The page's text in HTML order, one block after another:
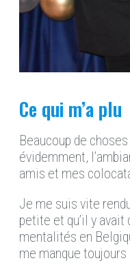
Ce qui m’a plu
Beaucoup de
évidemment,
amis et mes
Je me suis vite
petite et qu’il y
mentalités en
me manque toujours